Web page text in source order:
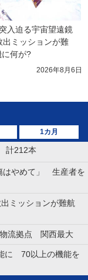
入迫る宇宙望遠鏡
出ミッションが難
何が?
2026年8月6日
1カ月
計212本
はやめて」 生産者を
出ミッションが難航
物流拠点 関西最大
に 70以上の機能を